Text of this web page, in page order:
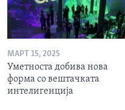
МАРТ 15, 2025
Уметноста добива нова
форма со вештачката
интелигенција